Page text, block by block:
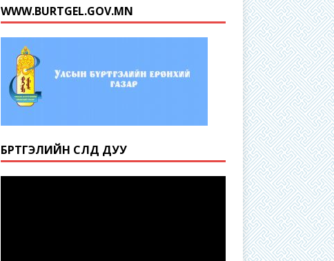
WWW.BURTGEL.GOV.MN
БҮРТГЭЛИЙН СҮЛД ДУУ